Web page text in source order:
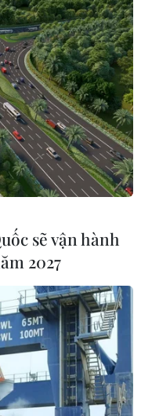
bằng văn bản
điều trần luận tội của
sẽ vận hành
2027